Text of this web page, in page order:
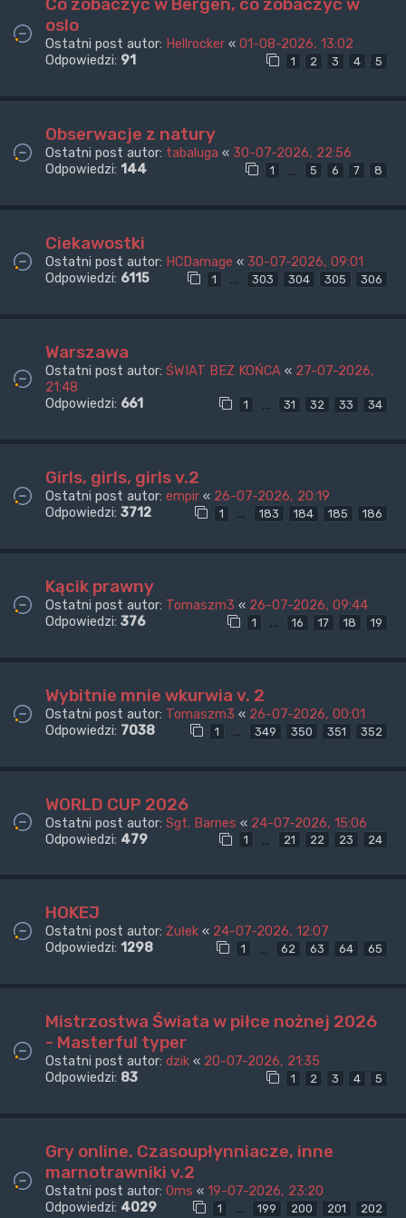
Co zobaczyć w Bergen, co zobaczyć w
oslo
Ostatni post autor: Hellrocker « 01-08-2026, 13:02
Odpowiedzi: 91 1 2 3 4 5
Obserwacje z natury
Ostatni post autor: tabaluga « 30-07-2026, 22:56
Odpowiedzi: 144 1 5 6 7 8
Ciekawostki
Ostatni post autor: HCDamage « 30-07-2026, 09:01
Odpowiedzi: 6115 1 … 303 304 305 306
Warszawa
Ostatni post autor: ŚWIAT BEZ KOŃCA « 27-07-2026,
21:48
Odpowiedzi: 661 1 … 31 32 33 34
Girls, girls, girls v.2
Ostatni post autor: empir « 26-07-2026, 20:19
Odpowiedzi: 3712 1 … 183 184 185 186
Kącik prawny
Ostatni post autor: Tomaszm3 « 26-07-2026, 09:44
Odpowiedzi: 376 1 … 16 17 18 19
Wybitnie mnie wkurwia v. 2
Ostatni post autor: Tomaszm3 « 26-07-2026, 00:01
Odpowiedzi: 7038 1 … 349 350 351 352
WORLD CUP 2026
Ostatni post autor: Sgt. Barnes « 24-07-2026, 15:06
Odpowiedzi: 479 1 … 21 22 23 24
HOKEJ
Ostatni post autor: Żułek « 24-07-2026, 12:07
Odpowiedzi: 1298 1 … 62 63 64 65
Mistrzostwa Świata w piłce nożnej 2026
- Masterful typer
Ostatni post autor: dzik « 20-07-2026, 21:35
Odpowiedzi: 83 1 2 3 4 5
Gry online. Czasoupłynniacze, inne
marnotrawniki v.2
Ostatni post autor: 0ms « 19-07-2026, 23:20
Odpowiedzi: 4029 1 … 199 200 201 202